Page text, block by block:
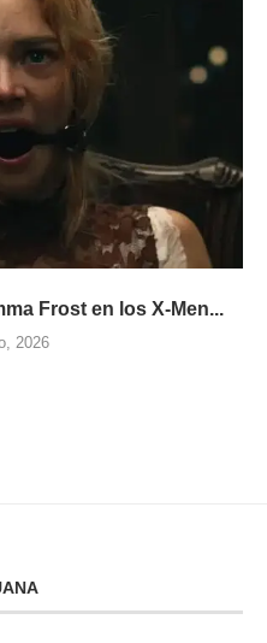
Frost en los X-Men...
2026